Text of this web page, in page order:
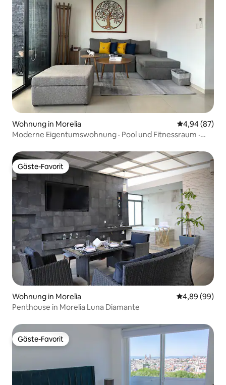
Wohnung in Morelia
4,94 (87)
Moderne Eigentumswohnung · Pool und Fitnessraum ·
Gäste-Favorit
Gäste-Favorit
Wohnung in Morelia
4,89 (99)
Penthouse in Morelia Luna Diamante
Gäste-Favorit
Gäste-Favorit